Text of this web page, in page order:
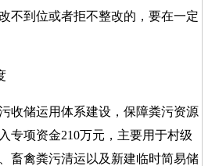
不到位或者拒不整改的，要在一定
储运用体系建设，保障粪污资源
专项资金210万元，主要用于村级
畜禽粪污清运以及新建临时简易储